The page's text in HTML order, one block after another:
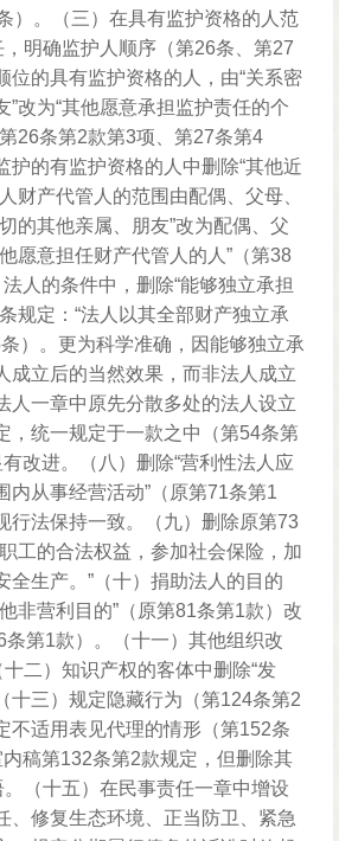
）。（三）在具有监护资格的人范
，明确监护人顺序（第26条、第27
位的具有监护资格的人，由“关系密
”改为“其他愿意承担监护责任的个
26条第2款第3项、第27条第4
护的有监护资格的人中删除“其他近
财产代管人的范围由配偶、父母、
的其他亲属、朋友”改为配偶、父
愿意担任财产代管人的人”（第38
人的条件中，删除“能够独立承担
规定：“法人以其全部财产独立承
）。更为科学准确，因能够独立承
成立后的当然效果，而非法人成立
人一章中原先分散多处的法人设立
，统一规定于一款之中（第54条第
改进。（八）删除“营利性法人应
内从事经营活动”（原第71条第1
行法保持一致。（九）删除原第73
工的合法权益，参加社会保险，加
全生产。”（十）捐助法人的目的
非营利目的”（原第81条第1款）改
条第1款）。（十一）其他组织改
十二）知识产权的客体中删除“发
十三）规定隐藏行为（第124条第2
不适用表见代理的情形（第152条
稿第132条第2款规定，但删除其
。（十五）在民事责任一章中增设
、修复生态环境、正当防卫、紧急